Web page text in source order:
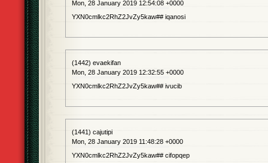
Mon, 28 January 2019 12:54:08 +0000
YXN0cmlkc2RhZ2JvZy5kaw## iqanosi
(1442) evaekifan
Mon, 28 January 2019 12:32:55 +0000
YXN0cmlkc2RhZ2JvZy5kaw## ivucib
(1441) cajutipi
Mon, 28 January 2019 11:48:28 +0000
YXN0cmlkc2RhZ2JvZy5kaw## cifopqep